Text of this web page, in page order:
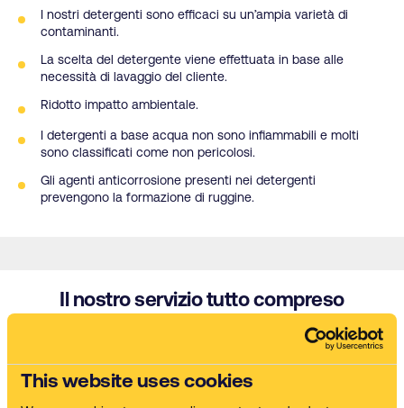
This website uses cookies
I nostri detergenti sono efficaci su un’ampia varietà di
contaminanti.
La scelta del detergente viene effettuata in base alle
necessità di lavaggio del cliente.
Ridotto impatto ambientale.
I detergenti a base acqua non sono infiammabili e molti
sono classificati come non pericolosi.
Gli agenti anticorrosione presenti nei detergenti
prevengono la formazione di ruggine.
Il nostro servizio tutto compreso
Macchina lavapezzi
Ci occupiamo di fornitura e messa in opera della macchina.